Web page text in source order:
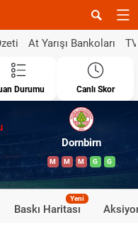
At Yarışı Bankoları
Durumu Canlı Skor
Dornbirn
M M M G G
Baskı Haritası
Yeni